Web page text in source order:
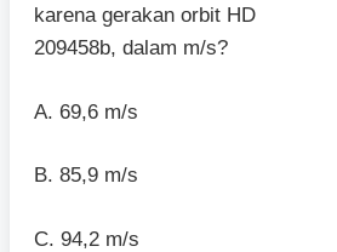
karena gerakan orbit HD
209458b, dalam m/s?
A. 69,6 m/s
B. 85,9 m/s
C. 94,2 m/s